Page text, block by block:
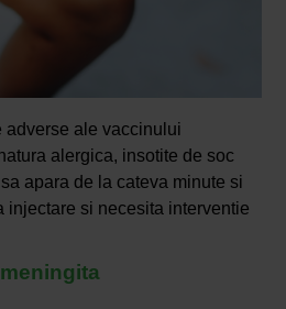
adverse ale vaccinului
alergica, insotite de soc
apara de la cateva minute si
injectare si necesita interventie